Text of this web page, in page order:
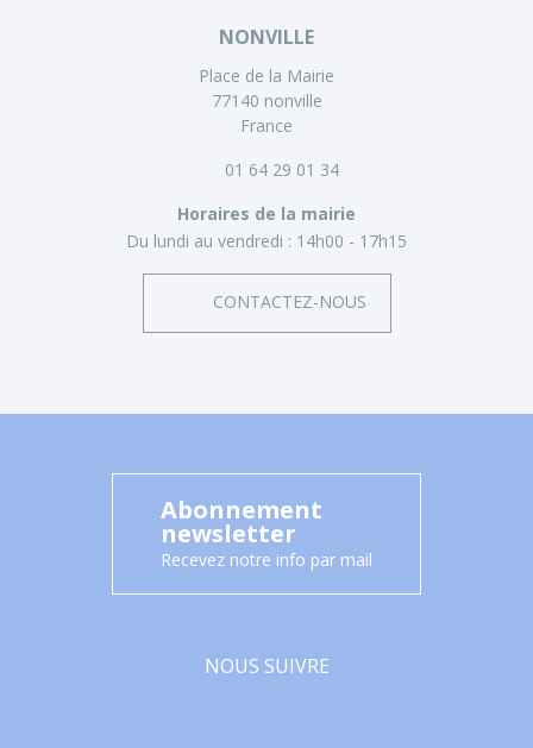
NONVILLE
Place de la Mairie
77140 nonville
France
01 64 29 01 34
Horaires de la mairie
Du lundi au vendredi : 14h00 - 17h15
CONTACTEZ-NOUS
Abonnement
newsletter
Recevez notre info par mail
NOUS SUIVRE